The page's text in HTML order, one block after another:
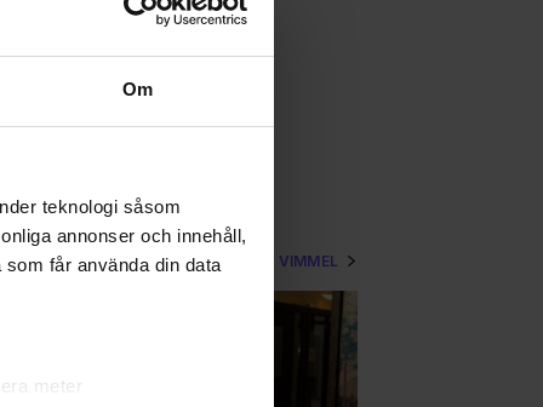
Om
teknologi såsom
annonser och innehåll,
får använda din data
meter
VISA MER VIMMEL